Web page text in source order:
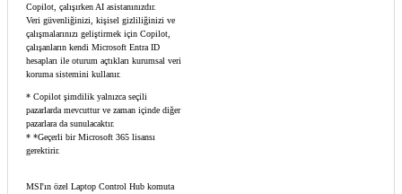
Copilot, çalışırken AI asistanınızdır.
Veri güvenliğinizi, kişisel gizliliğinizi ve
çalışmalarınızı geliştirmek için Copilot,
çalışanların kendi Microsoft Entra ID
hesapları ile oturum açtıkları kurumsal veri
koruma sistemini kullanır.
* Copilot şimdilik yalnızca seçili
pazarlarda mevcuttur ve zaman içinde diğer
pazarlara da sunulacaktır.
* *Geçerli bir Microsoft 365 lisansı
gerektirir.
MSI'ın özel Laptop Control Hub komuta